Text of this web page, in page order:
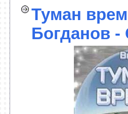
Туман
Богданов -